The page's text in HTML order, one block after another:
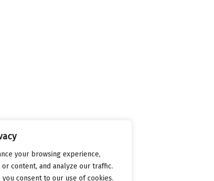
your browsing experience,
content, and analyze our traffic.
consent to our use of cookies.